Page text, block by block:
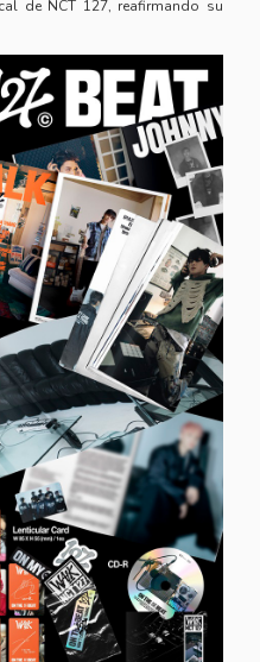
de NCT 127, reafirmando su